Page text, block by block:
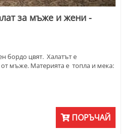
за мъже и жени -
бордо цвят. Халатът е
мъже. Материята е топла и мека:
ПОРЪЧАЙ